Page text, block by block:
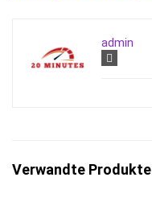
admin
Verwandte Produkte